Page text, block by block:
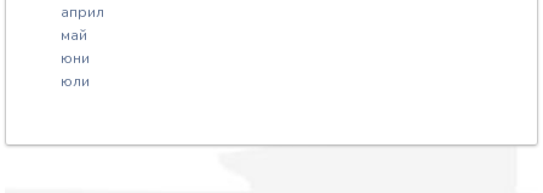
април
май
юни
юли